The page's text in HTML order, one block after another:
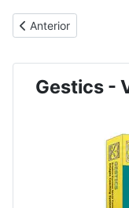
Artigo anterior:
Anterior
Gestics -